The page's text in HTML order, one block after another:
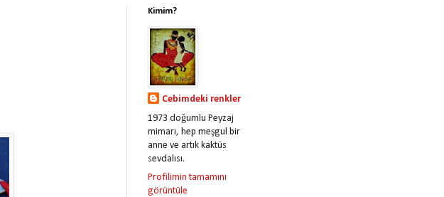
Kimim?
Cebimdeki renkler
1973 doğumlu Peyzaj
mimarı, hep meşgul bir
anne ve artık kaktüs
sevdalısı.
Profilimin tamamını
görüntüle